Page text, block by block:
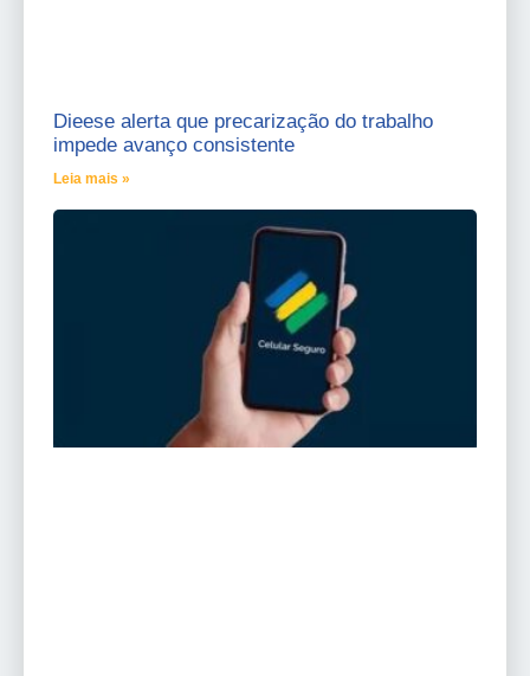
Dieese alerta que precarização do trabalho
impede avanço consistente
Leia mais »